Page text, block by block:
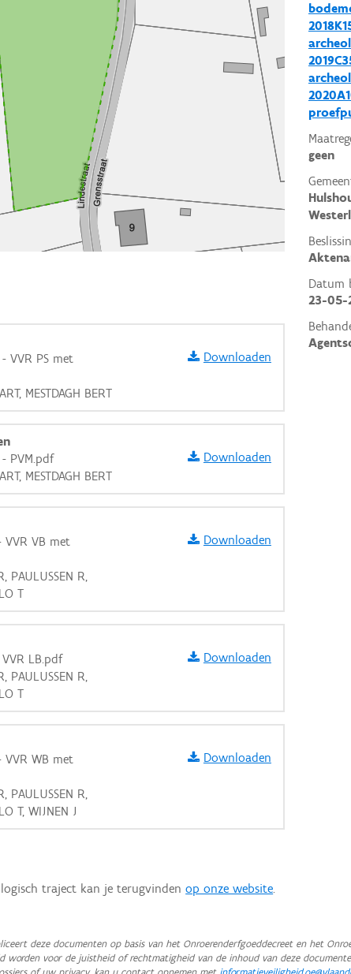
geen
Datum
23-05-
VVR PS met
MESTDAGH BERT
Downloaden
PVM.pdf
MESTDAGH BERT
Downloaden
VVR VB met
PAULUSSEN R,
T
Downloaden
LB.pdf
PAULUSSEN R,
T
Downloaden
VVR WB met
PAULUSSEN R,
T, WIJNEN J
Downloaden
traject kan je terugvindenop onze website.
deze documenten op basis van het Onroerenderfgoeddecreet en het
worden voor de juistheid of rechtmatigheid van de inhoud van deze